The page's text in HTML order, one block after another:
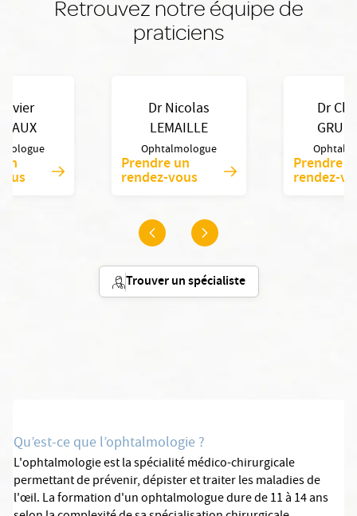
Retrouvez notre équipe de
praticiens
Dr Nicolas
LEMAILLE
Ophtalmologue
Prendre un
rendez-vous
Dr
Prendre
rendez-
Trouver un spécialiste
Qu’est-ce que l’ophtalmologie ?
L'ophtalmologie est la spécialité médico-chirurgicale
permettant de prévenir, dépister et traiter les maladies de
l'œil. La formation d'un ophtalmologue dure de 11 à 14 ans